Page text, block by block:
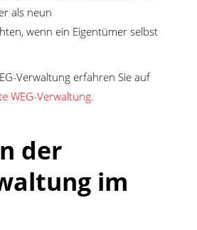
als neun
wenn ein Eigentümer selbst
Verwaltung erfahren Sie auf
WEG-Verwaltung.
der
im